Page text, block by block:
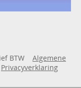
BTW
Algemene
Privacyverklaring